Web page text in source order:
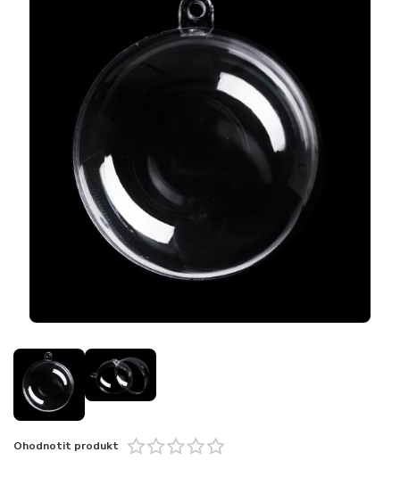
Ohodnotit produkt